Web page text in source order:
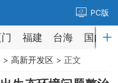
PC版
福建 台海 国内
> 高新开发区 > 正文